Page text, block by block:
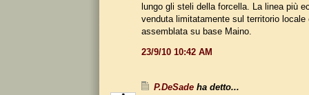
lungo gli steli della forcella. La linea più
venduta limitatamente sul territorio locale
assemblata su base Maino.
23/9/10 10:42 AM
P.DeSade ha detto...